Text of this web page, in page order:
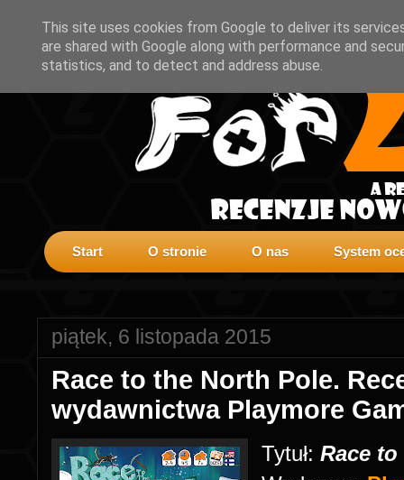
Start O stronie O nas System
piątek, 6 listopada 2015
Race to the North Pole.
wydawnictwa Playmore
Tytuł: Race
This site uses cookies from Google to deliver its
are shared with Google along with performance and
statistics, and to detect and address abuse.